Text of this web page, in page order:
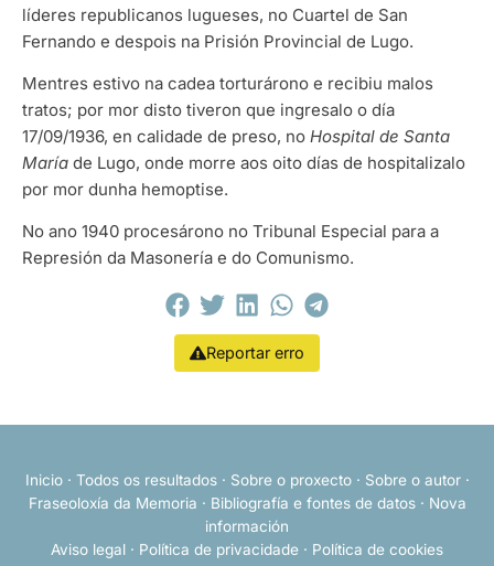
líderes republicanos lugueses, no Cuartel de San
Fernando e despois na Prisión Provincial de Lugo.
Mentres estivo na cadea torturárono e recibiu malos
tratos; por mor disto tiveron que ingresalo o día
17/09/1936, en calidade de preso, no Hospital de Santa
María de Lugo, onde morre aos oito días de hospitalizalo
por mor dunha hemoptise.
No ano 1940 procesárono no Tribunal Especial para a
Represión da Masonería e do Comunismo.
Reportar erro
Inicio· Todos os resultados· Sobre o proxecto· Sobre o autor·
Fraseoloxía da Memoria · Bibliografía e fontes de datos· Nova
información
Aviso legal · Política de privacidade · Política de cookies